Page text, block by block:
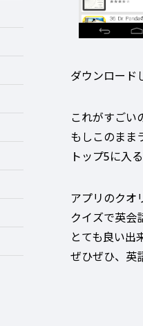
ダウンロード
これがすごい
もしこのまま
トップ5に入
アプリのクオ
クイズで英会
とても良い出
ぜひぜひ、英